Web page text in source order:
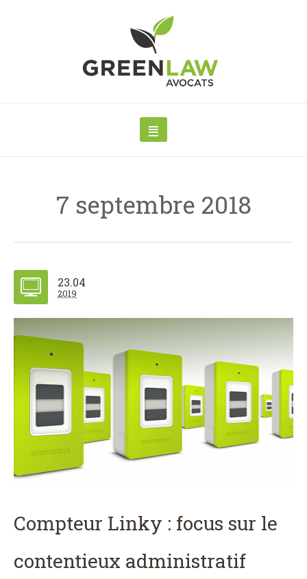
7 septembre 2018
23.04
2019
Compteur Linky : focus sur le
contentieux administratif